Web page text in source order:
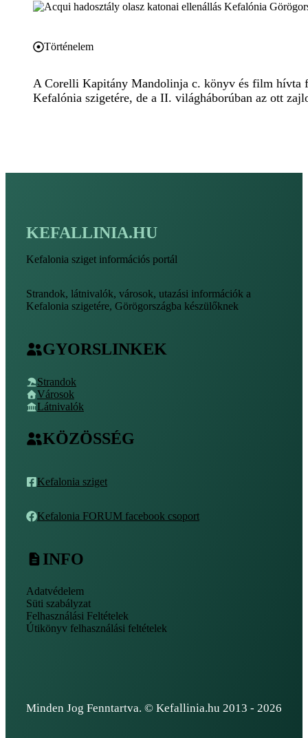
Történelem
A Corelli Kapitány Mandolinja c. könyv és film hívta
Kefalónia szigetére, de a II. világháborúban az ott
KEFALLINIA.HU
Kefalonia sziget információs portál
Strandok, látnivalók, városok, utazási információk a
Kefalonia szigetére, Görögországba készülőknek
GYORSLINKEK
Strandok
Városok
Látnivalók
KÖZÖSSÉG
Kefalonia sziget
Kefalonia FORUM facebook csoport
INFO
Adatvédelem
Süti szabályzat
Felhasználási Feltételek
Útikönyv felhasználási feltételek
Minden Jog Fenntartva. © Kefallinia.hu 2013 - 2026